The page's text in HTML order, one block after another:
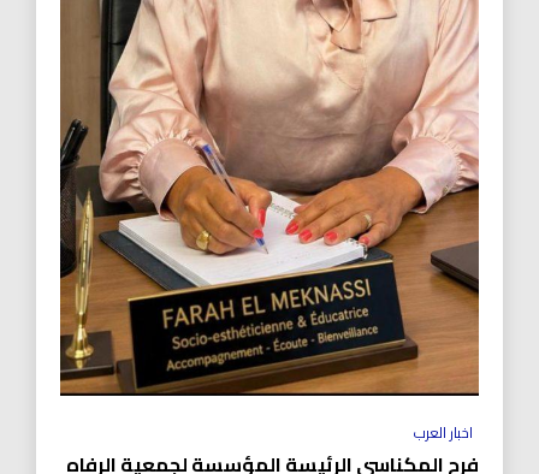
اخبار العرب
فرح المكناسي الرئيسة المؤسسة لجمعية الرفاه